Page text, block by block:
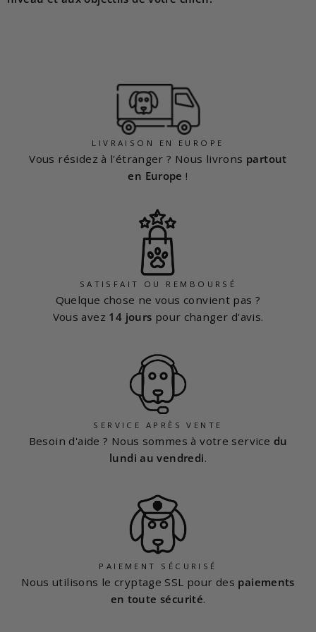
LIVRAISON EN EUROPE
Vous résidez à l'étranger ? Nous livrons partout
en Europe !
SATISFAIT OU REMBOURSÉ
Quelque chose ne vous convient pas ?
Vous avez 14 jours pour changer d'avis.
SERVICE APRÈS VENTE
Besoin d'aide ? Nous sommes à votre service du
lundi au vendredi.
PAIEMENT SÉCURISÉ
Nous utilisons le cryptage SSL pour des paiements
en toute sécurité.